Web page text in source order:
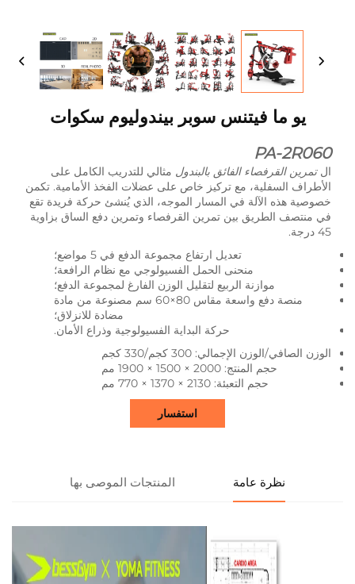
يو ما فيتنس سوبر بيندوليوم سكوات
PA-2R060
التمرين القرفصاء الفائق بالبندول مثالي للتدريب الكامل على
الأطراف السفلية، مع تركيز خاص على عضلات الفخذ الأمامية. تكمن
خصوصية هذه الآلة في المسار الموجه، الذي يُنشئ حركة فريدة تقع
في منتصف الطريق بين تمرين القرفصاء وتمرين دفع الساق بزاوية
45 درجة.
تعديل ارتفاع مجموعة الدفع في 5 مواضع؛
منحنى الحمل الفسيولوجي مع نظام الرافعة؛
موازنة الربيع لتقليل الوزن الفارغ لمجموعة الدفع؛
منصة دفع واسعة مقاس 80×60 سم مصنوعة من مادة
مضادة للانزلاق؛
حركة البداية الفسيولوجية وذراع الأمان.
الوزن الصافي/الوزن الإجمالي: 300 كجم/330 كجم
حجم المنتج: 2000 × 1500 × 1900 مم
حجم التعبئة: 2130 × 1370 × 770 مم
استفسار
نظرة عامة المنتجات الموصى بها